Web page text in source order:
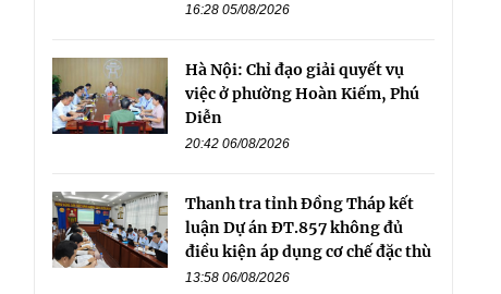
16:28 05/08/2026
Hà Nội: Chỉ đạo giải quyết vụ
việc ở phường Hoàn Kiếm, Phú
Diễn
20:42 06/08/2026
Thanh tra tỉnh Đồng Tháp kết
luận Dự án ĐT.857 không đủ
điều kiện áp dụng cơ chế đặc thù
13:58 06/08/2026